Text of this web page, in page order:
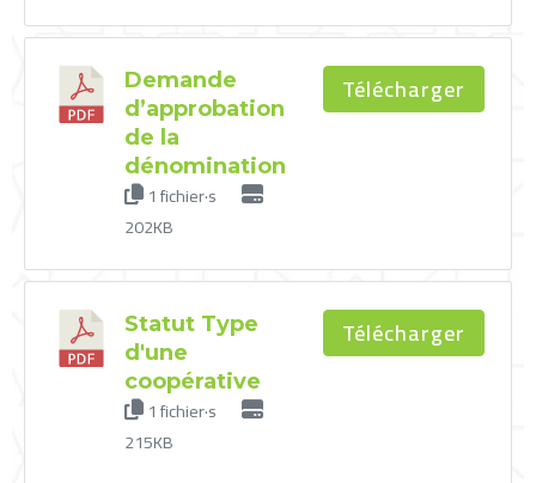
Demande
d’approbation
de la
dénomination
1 fichier·s
202KB
Télécharger
Statut Type
d'une
coopérative
1 fichier·s
215KB
Télécharger